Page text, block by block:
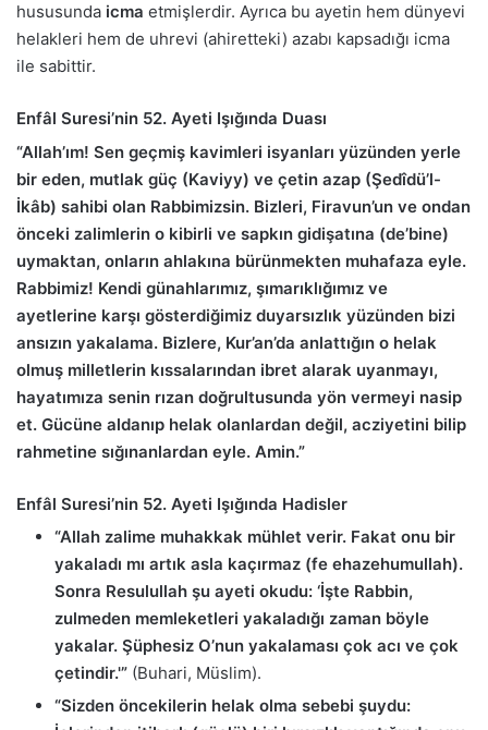
hususunda icma etmişlerdir. Ayrıca bu ayetin hem dünyevi
helakleri hem de uhrevi (ahiretteki) azabı kapsadığı icma
ile sabittir.
Enfâl Suresi’nin 52. Ayeti Işığında Duası
“Allah’ım! Sen geçmiş kavimleri isyanları yüzünden yerle
bir eden, mutlak güç (Kaviyy) ve çetin azap (Şedîdü’l-
İkâb) sahibi olan Rabbimizsin. Bizleri, Firavun’un ve ondan
önceki zalimlerin o kibirli ve sapkın gidişatına (de’bine)
uymaktan, onların ahlakına bürünmekten muhafaza eyle.
Rabbimiz! Kendi günahlarımız, şımarıklığımız ve
ayetlerine karşı gösterdiğimiz duyarsızlık yüzünden bizi
ansızın yakalama. Bizlere, Kur’an’da anlattığın o helak
olmuş milletlerin kıssalarından ibret alarak uyanmayı,
hayatımıza senin rızan doğrultusunda yön vermeyi nasip
et. Gücüne aldanıp helak olanlardan değil, acziyetini bilip
rahmetine sığınanlardan eyle. Amin.”
Enfâl Suresi’nin 52. Ayeti Işığında Hadisler
“Allah zalime muhakkak mühlet verir. Fakat onu bir
yakaladı mı artık asla kaçırmaz (fe ehazehumullah).
Sonra Resulullah şu ayeti okudu: ‘İşte Rabbin,
zulmeden memleketleri yakaladığı zaman böyle
yakalar. Şüphesiz O’nun yakalaması çok acı ve çok
çetindir.'” (Buhari, Müslim).
“Sizden öncekilerin helak olma sebebi şuydu: